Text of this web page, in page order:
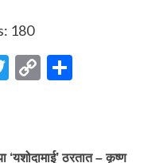
180
Twitter
Copy
‘यशोदामाई’ ठरतात – कृष्ण